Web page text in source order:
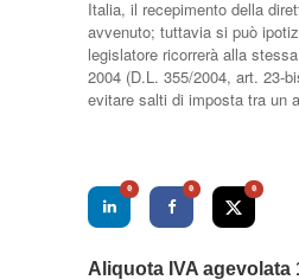
Italia, il recepimento della
avvenuto; tuttavia si può
legislatore ricorrerà alla
2004 (D.L. 355/2004, art. 23-
evitare salti di imposta tra un
0 0 0
Aliquota IVA agevolata